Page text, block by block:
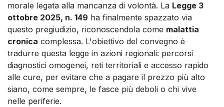
morale legata alla mancanza di volontà. La Legge 3
ottobre 2025, n. 149 ha finalmente spazzato via
questo pregiudizio, riconoscendola come malattia
cronica complessa. L'obiettivo del convegno è
tradurre questa legge in azioni regionali: percorsi
diagnostici omogenei, reti territoriali e accesso rapido
alle cure, per evitare che a pagare il prezzo più alto
siano, come sempre, le fasce più deboli o chi vive
nelle periferie.